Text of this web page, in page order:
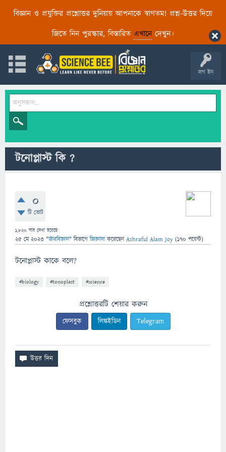
বিজ্ঞান ও প্রযুক্তির প্রশ্নোত্তর দুনিয়ায় আপনাকে স্বাগতম! প্রশ্ন-উত্তর দিয়ে
জিতে নিন পুরস্কার, বিস্তারিত এখানেদেখুন।
লগ ইন
টনোপ্লাস্ট কি ?
0
টি ভোট
1,820 বার দেখা হয়েছে
25 মে 2023 "জীববিজ্ঞান" বিভাগে জিজ্ঞাসাকরেছেনAshraful Alam Joy (170 পয়েন্ট)
টনোপ্লাস্ট কাকে বলে?
#biology #tonoplast #science
প্রশ্নোত্তরটি শেয়ার করুন
ফেসবুক লিঙ্কইডিন Telegram